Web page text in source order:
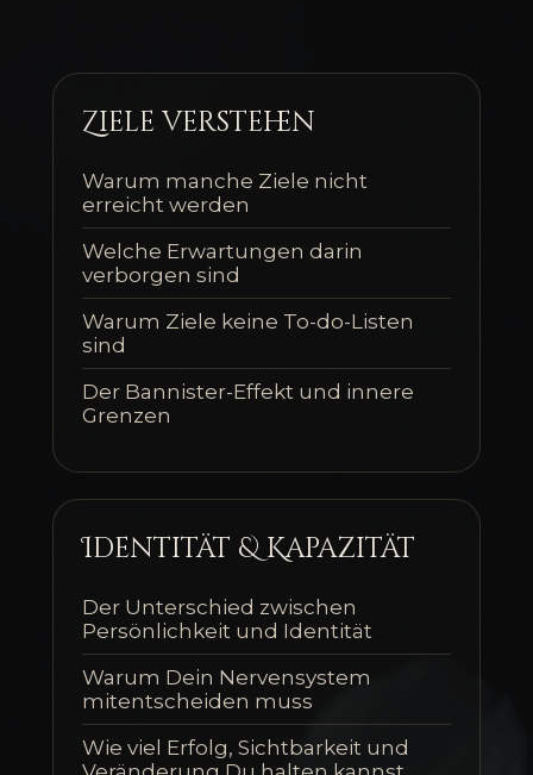
Ziele verstehen
Warum manche Ziele nicht
erreicht werden
Welche Erwartungen darin
verborgen sind
Warum Ziele keine To-do-Listen
sind
Der Bannister-Effekt und innere
Grenzen
Identität & Kapazität
Der Unterschied zwischen
Persönlichkeit und Identität
Warum Dein Nervensystem
mitentscheiden muss
Wie viel Erfolg, Sichtbarkeit und